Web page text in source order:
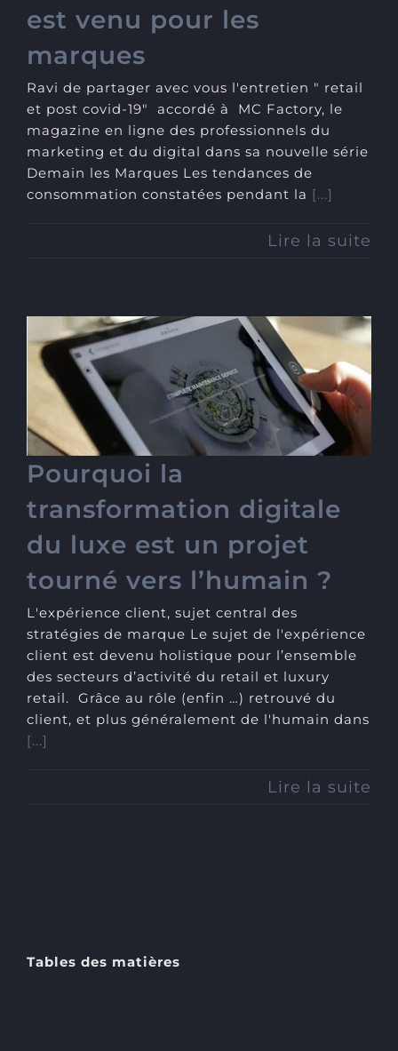
est venu pour les
marques
Ravi de partager avec vous l'entretien " retail
et post covid-19" accordé à MC Factory, le
magazine en ligne des professionnels du
marketing et du digital dans sa nouvelle série
Demain les Marques Les tendances de
consommation constatées pendant la [...]
Lire la suite
Pourquoi la transformation
digitale du luxe est un
projet tourné vers l’humain
?
Pourquoi la
transformation digitale
du luxe est un projet
tourné vers l’humain ?
L'expérience client, sujet central des
stratégies de marque Le sujet de l'expérience
client est devenu holistique pour l’ensemble
des secteurs d’activité du retail et luxury
retail. Grâce au rôle (enfin …) retrouvé du
client, et plus généralement de l'humain dans
[...]
Lire la suite
Tables des matières